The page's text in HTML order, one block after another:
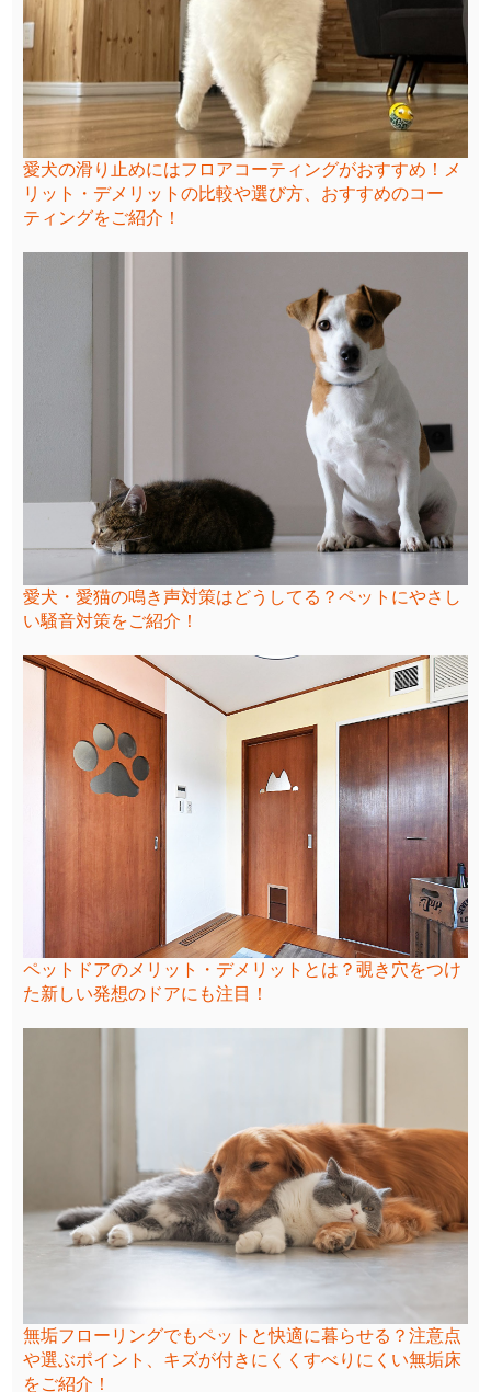
愛犬の滑り止めにはフロアコーティングがおすすめ！メ
リット・デメリットの比較や選び方、おすすめのコー
ティングをご紹介！
愛犬・愛猫の鳴き声対策はどうしてる？ペットにやさし
い騒音対策をご紹介！
ペットドアのメリット・デメリットとは？覗き穴をつけ
た新しい発想のドアにも注目！
無垢フローリングでもペットと快適に暮らせる？注意点
や選ぶポイント、キズが付きにくくすべりにくい無垢床
をご紹介！